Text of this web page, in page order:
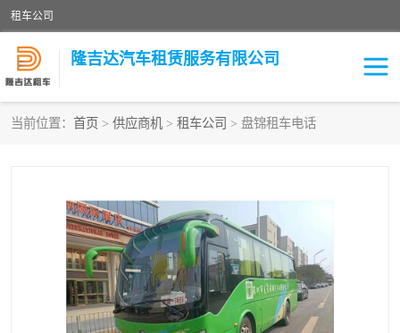
租车公司
隆吉达汽车租赁服务有限公司
当前位置： 首页 > 供应商机 > 租车公司 > 盘锦租车电话
大巴车